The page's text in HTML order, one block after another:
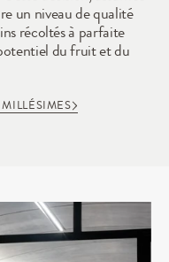
un niveau de qualité
récoltés à parfaite
du fruit et du